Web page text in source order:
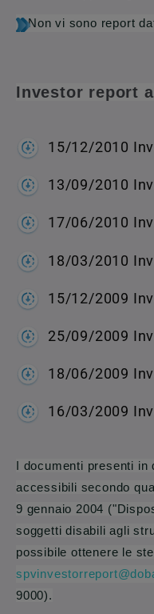
Non vi sono report
Investor report
15/12/2010
13/09/2010
17/06/2010
18/03/2010
15/12/2009
25/09/2009
18/06/2009
16/03/2009
I documenti presenti in
accessibili secondo
9 gennaio 2004
soggetti disabili agli
possibile ottenere le
9000).